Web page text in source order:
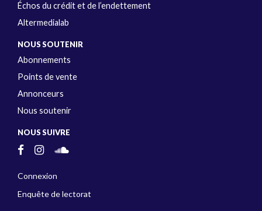
Échos du crédit et de l’endettement
Altermedialab
NOUS SOUTENIR
Abonnements
Points de vente
Annonceurs
Nous soutenir
NOUS SUIVRE
Connexion
Enquête de lectorat